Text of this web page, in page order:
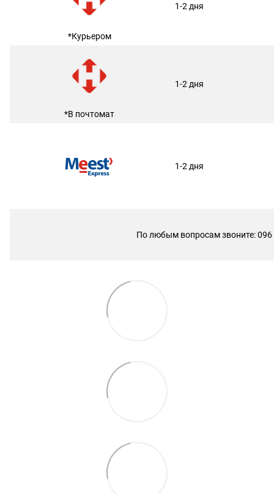
*Курьером
1-2 дня
*В почтомат
1-2 дня
1-2 дня
По любым вопросам звоните: 096